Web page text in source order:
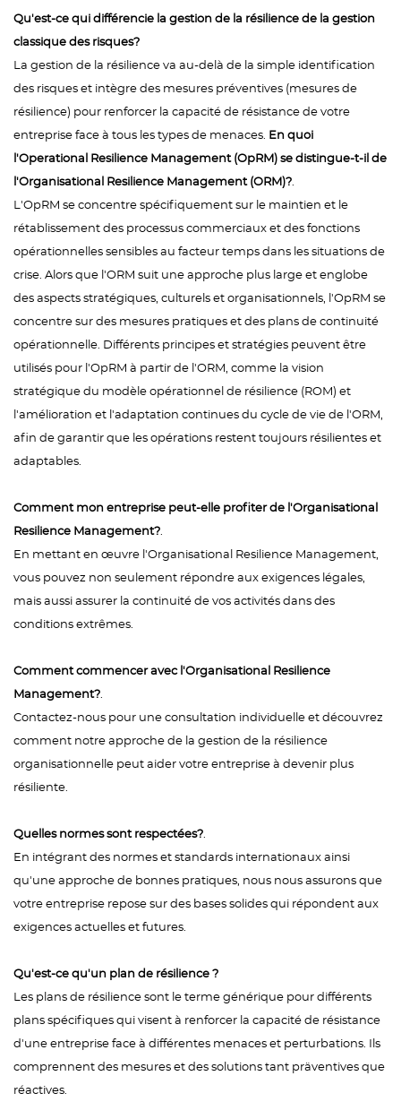
Qu'est-ce qui différencie la gestion de la résilience de la gestion
classique des risques?
La gestion de la résilience va au-delà de la simple identification
des risques et intègre des mesures préventives (mesures de
résilience) pour renforcer la capacité de résistance de votre
entreprise face à tous les types de menaces. En quoi
l'Operational Resilience Management (OpRM) se distingue-t-il de
l'Organisational Resilience Management (ORM)?.
L'OpRM se concentre spécifiquement sur le maintien et le
rétablissement des processus commerciaux et des fonctions
opérationnelles sensibles au facteur temps dans les situations de
crise. Alors que l'ORM suit une approche plus large et englobe
des aspects stratégiques, culturels et organisationnels, l'OpRM se
concentre sur des mesures pratiques et des plans de continuité
opérationnelle. Différents principes et stratégies peuvent être
utilisés pour l'OpRM à partir de l'ORM, comme la vision
stratégique du modèle opérationnel de résilience (ROM) et
l'amélioration et l'adaptation continues du cycle de vie de l'ORM,
afin de garantir que les opérations restent toujours résilientes et
adaptables.
Comment mon entreprise peut-elle profiter de l'Organisational
Resilience Management?.
En mettant en œuvre l'Organisational Resilience Management,
vous pouvez non seulement répondre aux exigences légales,
mais aussi assurer la continuité de vos activités dans des
conditions extrêmes.
Comment commencer avec l'Organisational Resilience
Management?.
Contactez-nous pour une consultation individuelle et découvrez
comment notre approche de la gestion de la résilience
organisationnelle peut aider votre entreprise à devenir plus
résiliente.
Quelles normes sont respectées?.
En intégrant des normes et standards internationaux ainsi
qu'une approche de bonnes pratiques, nous nous assurons que
votre entreprise repose sur des bases solides qui répondent aux
exigences actuelles et futures.
Qu'est-ce qu'un plan de résilience ?
Les plans de résilience sont le terme générique pour différents
plans spécifiques qui visent à renforcer la capacité de résistance
d'une entreprise face à différentes menaces et perturbations. Ils
comprennent des mesures et des solutions tant präventives que
réactives.